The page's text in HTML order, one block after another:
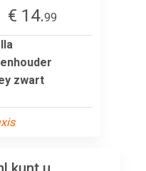
€ 14.99
zwart